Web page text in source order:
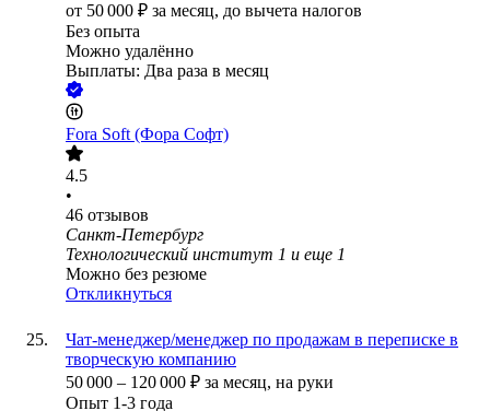
от 50 000 ₽ за месяц, до вычета налогов
Без опыта
Можно удалённо
Выплаты: Два раза в месяц
Fora Soft (Фора Софт)
4.5
•
46 отзывов
Санкт-Петербург
Технологический институт 1 и еще 1
Можно без резюме
Откликнуться
Чат-менеджер/менеджер по продажам в переписке в
творческую компанию
50 000 – 120 000 ₽ за месяц, на руки
Опыт 1-3 года